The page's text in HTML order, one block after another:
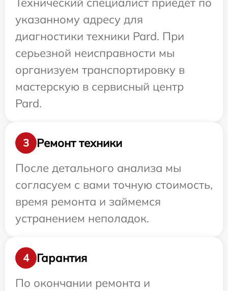
указанному адресу для
диагностики техники Pard. При
серьезной неисправности мы
организуем транспортировку в
мастерскую в сервисный центр
Pard.
3
Ремонт техники
После детального анализа мы
согласуем с вами точную стоимость,
время ремонта и займемся
устранением неполадок.
4
Гарантия
По окончании ремонта и